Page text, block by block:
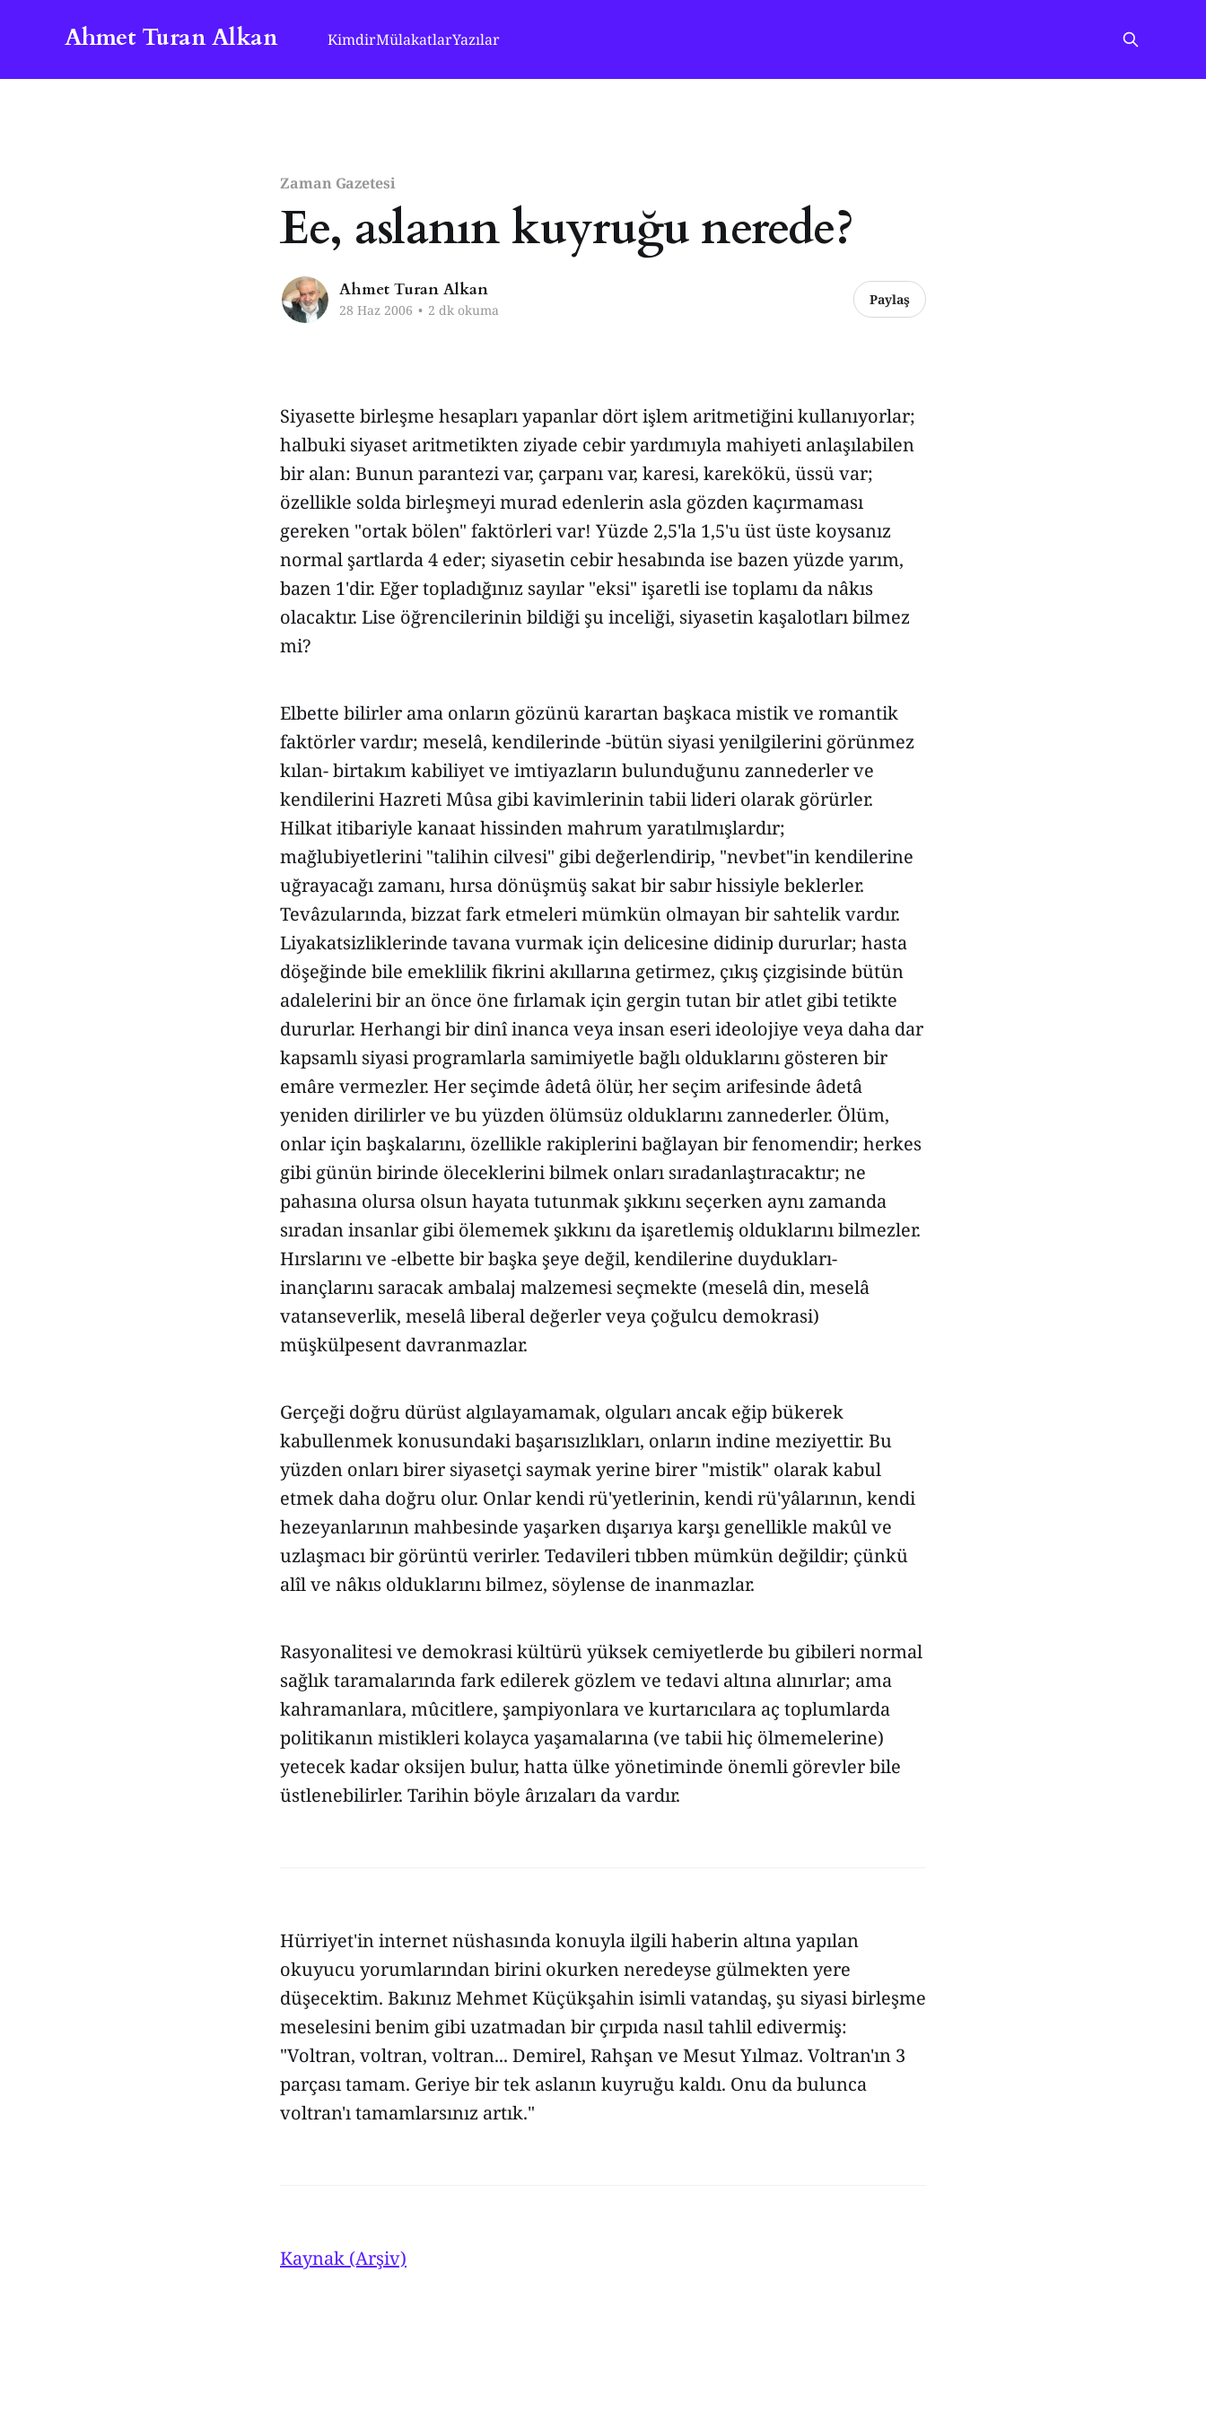
Ahmet Turan Alkan KimdirMülakatlarYazılar
Zaman Gazetesi
Ee, aslanın kuyruğu nerede?
Ahmet Turan Alkan
28 Haz 2006 • 2 dk okuma
Paylaş
Siyasette birleşme hesapları yapanlar dört işlem aritmetiğini kullanıyorlar;
halbuki siyaset aritmetikten ziyade cebir yardımıyla mahiyeti anlaşılabilen
bir alan: Bunun parantezi var, çarpanı var, karesi, karekökü, üssü var;
özellikle solda birleşmeyi murad edenlerin asla gözden kaçırmaması
gereken "ortak bölen" faktörleri var! Yüzde 2,5'la 1,5'u üst üste koysanız
normal şartlarda 4 eder; siyasetin cebir hesabında ise bazen yüzde yarım,
bazen 1'dir. Eğer topladığınız sayılar "eksi" işaretli ise toplamı da nâkıs
olacaktır. Lise öğrencilerinin bildiği şu inceliği, siyasetin kaşalotları bilmez
mi?
Elbette bilirler ama onların gözünü karartan başkaca mistik ve romantik
faktörler vardır; meselâ, kendilerinde -bütün siyasi yenilgilerini görünmez
kılan- birtakım kabiliyet ve imtiyazların bulunduğunu zannederler ve
kendilerini Hazreti Mûsa gibi kavimlerinin tabii lideri olarak görürler.
Hilkat itibariyle kanaat hissinden mahrum yaratılmışlardır;
mağlubiyetlerini "talihin cilvesi" gibi değerlendirip, "nevbet"in kendilerine
uğrayacağı zamanı, hırsa dönüşmüş sakat bir sabır hissiyle beklerler.
Tevâzularında, bizzat fark etmeleri mümkün olmayan bir sahtelik vardır.
Liyakatsizliklerinde tavana vurmak için delicesine didinip dururlar; hasta
döşeğinde bile emeklilik fikrini akıllarına getirmez, çıkış çizgisinde bütün
adalelerini bir an önce öne fırlamak için gergin tutan bir atlet gibi tetikte
dururlar. Herhangi bir dinî inanca veya insan eseri ideolojiye veya daha dar
kapsamlı siyasi programlarla samimiyetle bağlı olduklarını gösteren bir
emâre vermezler. Her seçimde âdetâ ölür, her seçim arifesinde âdetâ
yeniden dirilirler ve bu yüzden ölümsüz olduklarını zannederler. Ölüm,
onlar için başkalarını, özellikle rakiplerini bağlayan bir fenomendir; herkes
gibi günün birinde öleceklerini bilmek onları sıradanlaştıracaktır; ne
pahasına olursa olsun hayata tutunmak şıkkını seçerken aynı zamanda
sıradan insanlar gibi ölememek şıkkını da işaretlemiş olduklarını bilmezler.
Hırslarını ve -elbette bir başka şeye değil, kendilerine duydukları-
inançlarını saracak ambalaj malzemesi seçmekte (meselâ din, meselâ
vatanseverlik, meselâ liberal değerler veya çoğulcu demokrasi)
müşkülpesent davranmazlar.
Gerçeği doğru dürüst algılayamamak, olguları ancak eğip bükerek
kabullenmek konusundaki başarısızlıkları, onların indine meziyettir. Bu
yüzden onları birer siyasetçi saymak yerine birer "mistik" olarak kabul
etmek daha doğru olur. Onlar kendi rü'yetlerinin, kendi rü'yâlarının, kendi
hezeyanlarının mahbesinde yaşarken dışarıya karşı genellikle makûl ve
uzlaşmacı bir görüntü verirler. Tedavileri tıbben mümkün değildir; çünkü
alîl ve nâkıs olduklarını bilmez, söylense de inanmazlar.
Rasyonalitesi ve demokrasi kültürü yüksek cemiyetlerde bu gibileri normal
sağlık taramalarında fark edilerek gözlem ve tedavi altına alınırlar; ama
kahramanlara, mûcitlere, şampiyonlara ve kurtarıcılara aç toplumlarda
politikanın mistikleri kolayca yaşamalarına (ve tabii hiç ölmemelerine)
yetecek kadar oksijen bulur, hatta ülke yönetiminde önemli görevler bile
üstlenebilirler. Tarihin böyle ârızaları da vardır.
Hürriyet'in internet nüshasında konuyla ilgili haberin altına yapılan
okuyucu yorumlarından birini okurken neredeyse gülmekten yere
düşecektim. Bakınız Mehmet Küçükşahin isimli vatandaş, şu siyasi birleşme
meselesini benim gibi uzatmadan bir çırpıda nasıl tahlil edivermiş:
"Voltran, voltran, voltran... Demirel, Rahşan ve Mesut Yılmaz. Voltran'ın 3
parçası tamam. Geriye bir tek aslanın kuyruğu kaldı. Onu da bulunca
voltran'ı tamamlarsınız artık."
Kaynak (Arşiv)